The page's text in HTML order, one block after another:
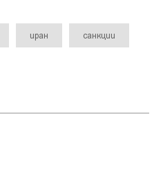
иран санкции